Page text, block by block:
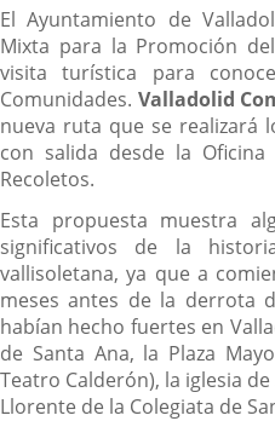
Descripción
El Ayuntamiento de
Mixta para la Promoción
visita turística para
Comunidades. Valladolid
nueva ruta que se realizará
con salida desde la
Recoletos.
Esta propuesta muestra
significativos de la
vallisoletana, ya que a
meses antes de la derrota
habían hecho fuertes en
de Santa Ana, la Plaza
Teatro Calderón), la iglesia
Llorente de la Colegiata de